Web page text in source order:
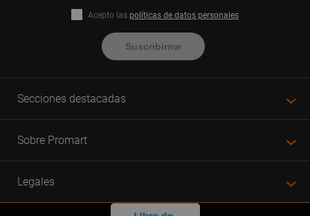
Acepto las políticas de datos personales
Suscribirme
Secciones destacadas
Sobre Promart
Legales